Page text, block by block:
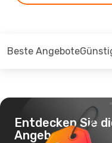
Beste Angebote
Entdecken Sie
Angebote